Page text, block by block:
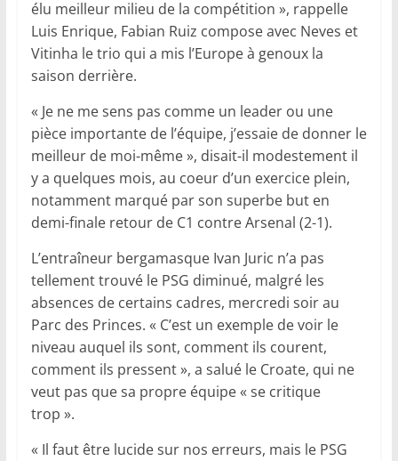
élu meilleur milieu de la compétition », rappelle
Luis Enrique, Fabian Ruiz compose avec Neves et
Vitinha le trio qui a mis l’Europe à genoux la
saison derrière.
« Je ne me sens pas comme un leader ou une
pièce importante de l’équipe, j’essaie de donner le
meilleur de moi-même », disait-il modestement il
y a quelques mois, au coeur d’un exercice plein,
notamment marqué par son superbe but en
demi-finale retour de C1 contre Arsenal (2-1).
L’entraîneur bergamasque Ivan Juric n’a pas
tellement trouvé le PSG diminué, malgré les
absences de certains cadres, mercredi soir au
Parc des Princes. « C’est un exemple de voir le
niveau auquel ils sont, comment ils courent,
comment ils pressent », a salué le Croate, qui ne
veut pas que sa propre équipe « se critique
trop ».
« Il faut être lucide sur nos erreurs, mais le PSG